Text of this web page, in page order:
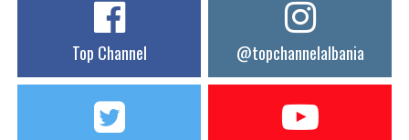
Top Channel @topchannelalbania